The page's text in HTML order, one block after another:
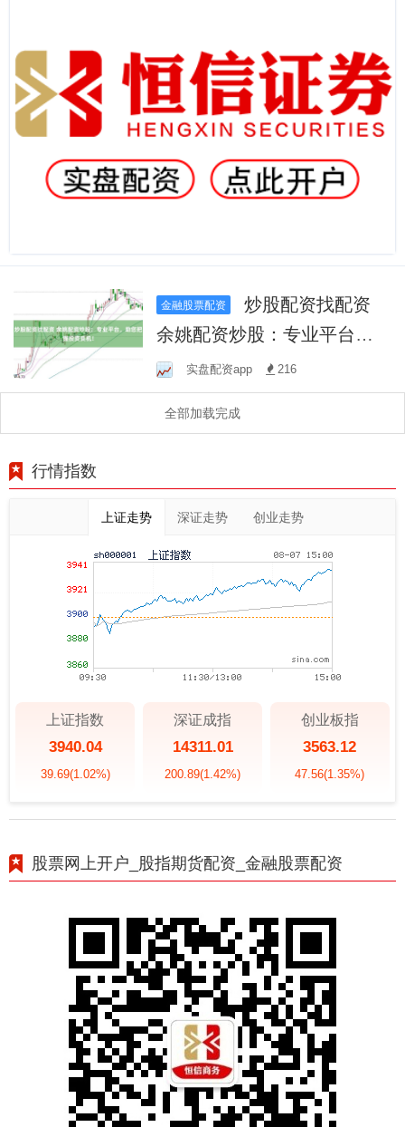
金融股票配资
炒股配资找配资
余姚配资炒股：专业平台，
助您把握投资良机！
实盘配资app 216
全部加载完成
行情指数
上证走势 深证走势 创业走势
上证指数
3940.04
39.69(1.02%)
深证成指
14311.01
200.89(1.42%)
创业板指
3563.12
47.56(1.35%)
股票网上开户_股指期货配资_金融股票配资